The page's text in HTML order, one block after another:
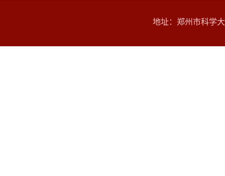
地址：郑州市科学